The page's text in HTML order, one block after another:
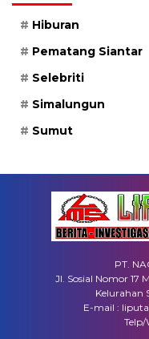
Hiburan
Pematang Siantar
Selebriti
Simalungun
Sumut
PT.
Jl. Sosial Nomor 17
Kelurahan
E-mail :
Telp/